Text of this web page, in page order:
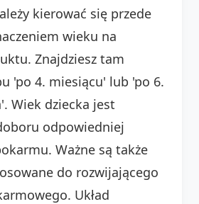
kierować się przede
wieku na
Znajdziesz tam
'po 4. miesiącu' lub 'po 6.
Wiek dziecka jest
odpowiedniej
Ważne są także
do rozwijającego
Układ